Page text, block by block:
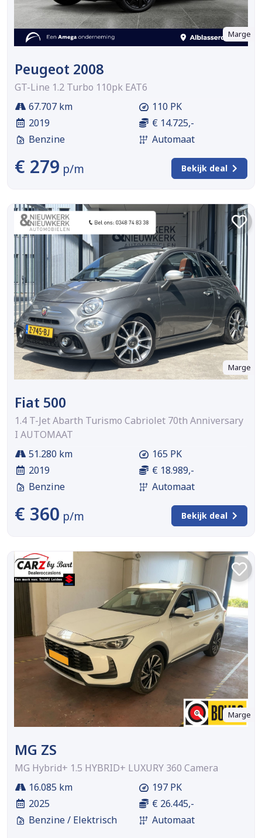
Marge
Peugeot 2008
GT-Line 1.2 Turbo 110pk EAT6
67.707 km
2019
Benzine
110 PK
€ 14.725,-
Automaat
€ 279 p/m Bekijk deal
Marge
Fiat 500
1.4 T-Jet Abarth Turismo Cabriolet 70th Anniversary
I AUTOMAAT
51.280 km
2019
Benzine
165 PK
€ 18.989,-
Automaat
€ 360 p/m Bekijk deal
Marge
MG ZS
MG Hybrid+ 1.5 HYBRID+ LUXURY 360 Camera
16.085 km
2025
Benzine / Elektrisch
197 PK
€ 26.445,-
Automaat